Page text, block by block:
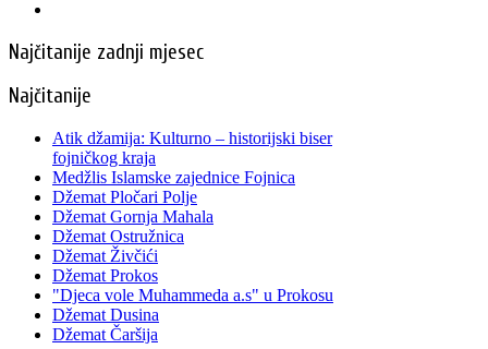
Najčitanije zadnji mjesec
Najčitanije
Atik džamija: Kulturno – historijski biser
fojničkog kraja
Medžlis Islamske zajednice Fojnica
Džemat Pločari Polje
Džemat Gornja Mahala
Džemat Ostružnica
Džemat Živčići
Džemat Prokos
"Djeca vole Muhammeda a.s" u Prokosu
Džemat Dusina
Džemat Čaršija